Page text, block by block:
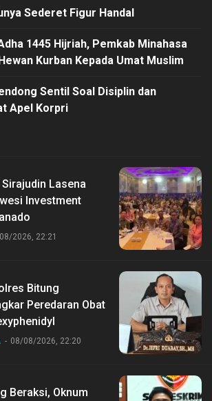
Sederet Figur Handal
1445 Hijriah, Pemkab Minahasa
Kurban Kepada Umat Muslim
Sentil Soal Disiplin dan
Apel Korpri
Lasena
Investment
2026, 22:21
Bitung
Peredaran Obat
08/08/2026, 22:20
Beraksi, Oknum